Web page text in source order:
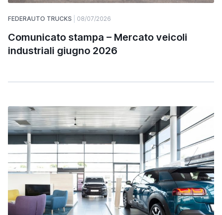
FEDERAUTO TRUCKS 08/07/2026
Comunicato stampa – Mercato veicoli
industriali giugno 2026